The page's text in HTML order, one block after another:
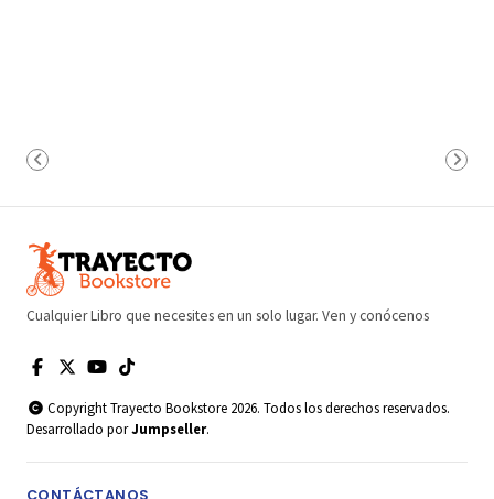
Cualquier Libro que necesites en un solo lugar. Ven y conócenos
Copyright Trayecto Bookstore 2026. Todos los derechos reservados.
Desarrollado porJumpseller.
CONTÁCTANOS